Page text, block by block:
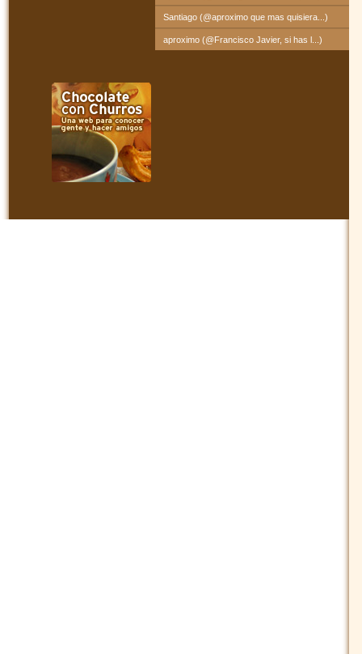
Santiago (@aproximo que mas quisiera...)
aproximo (@Francisco Javier, si has l...)